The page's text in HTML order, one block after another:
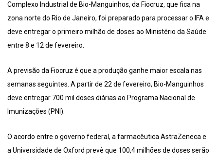
Complexo Industrial de Bio-Manguinhos, da Fiocruz, que fica na
zona norte do Rio de Janeiro, foi preparado para processar o IFA e
deve entregar o primeiro milhão de doses ao Ministério da Saúde
entre 8 e 12 de fevereiro.
A previsão da Fiocruz é que a produção ganhe maior escala nas
semanas seguintes. A partir de 22 de fevereiro, Bio-Manguinhos
deve entregar 700 mil doses diárias ao Programa Nacional de
Imunizações (PNI).
O acordo entre o governo federal, a farmacêutica AstraZeneca e
a Universidade de Oxford prevê que 100,4 milhões de doses serão